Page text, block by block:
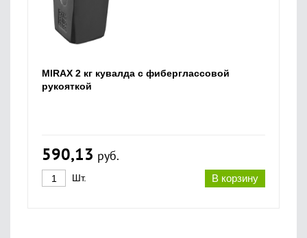
MIRAX 2 кг кувалда с фиберглассовой
рукояткой
590,13 руб.
В корзину
Шт.